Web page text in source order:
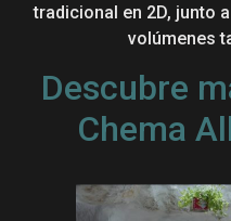
tradicional en 2D, junto
volúmenes
Descubre
Chema